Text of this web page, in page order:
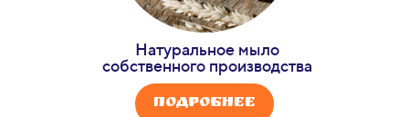
Натуральное мыло
собственного производства
Подробнее